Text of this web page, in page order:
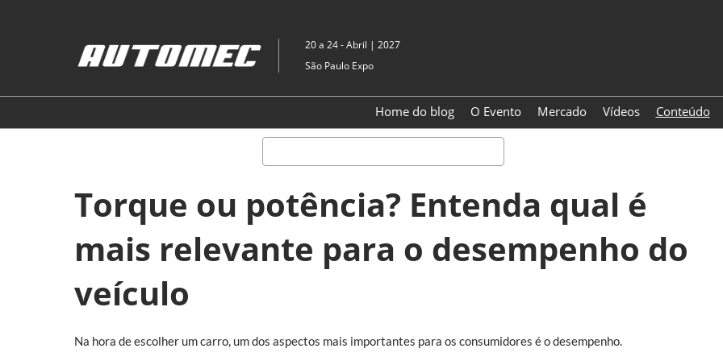
conteúdo
20 a 24 - Abril | 2027
São Paulo Expo
Home do blog O Evento Mercado Vídeos Conteúdo
Torque ou potência? Entenda qual é
mais relevante para o desempenho do
veículo
Na hora de escolher um carro, um dos aspectos mais importantes para os consumidores é o desempenho.